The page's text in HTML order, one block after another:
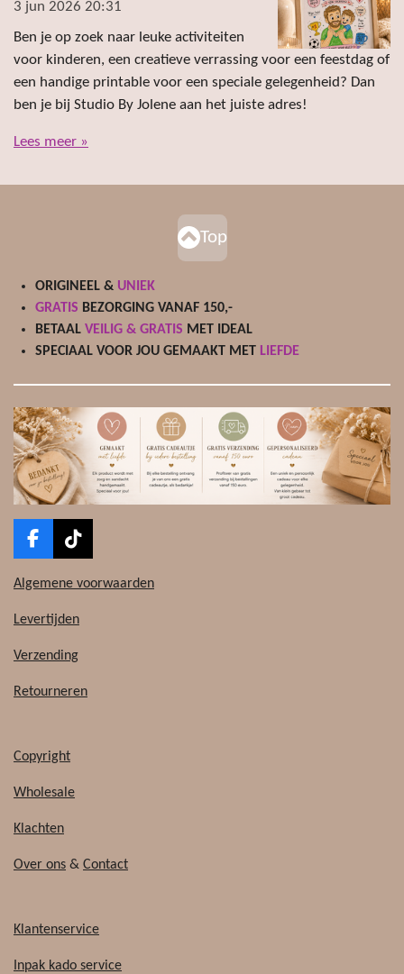
3 jun 2026 20:31
Ben je op zoek naar leuke activiteiten
voor kinderen, een creatieve verrassing voor een feestdag of
een handige printable voor een speciale gelegenheid? Dan
ben je bij Studio By Jolene aan het juiste adres!
Lees meer »
Top
ORIGINEEL & UNIEK
GRATIS BEZORGING VANAF 150,-
BETAAL VEILIG & GRATIS MET IDEAL
SPECIAAL VOOR JOU GEMAAKT MET LIEFDE
F
c
b
o
T
k
o
Algemene voorwaarden
Levertijden
Verzending
Retourneren
Copyright
Wholesale
Klachten
Over ons & Contact
Klantenservice
Inpak kado service